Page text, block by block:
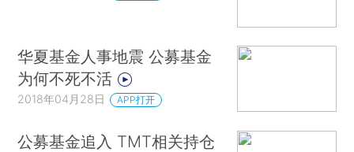
华夏基金人事地震 公募基金
为何不死不活
2018年04月28日 APP打开
公募基金追入 TMT相关持仓